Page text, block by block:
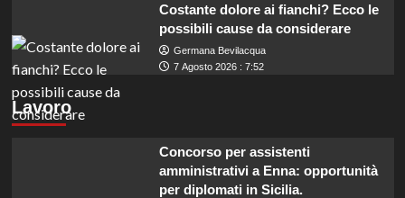
Costante dolore ai fianchi? Ecco le
possibili cause da considerare
Germana Bevilacqua
7 Agosto 2026 : 7:52
Lavoro
Concorso per assistenti
amministrativi a Enna: opportunità
per diplomati in Sicilia.